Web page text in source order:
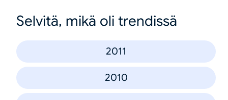
Selvitä, mikä oli trendissä
2011
2010